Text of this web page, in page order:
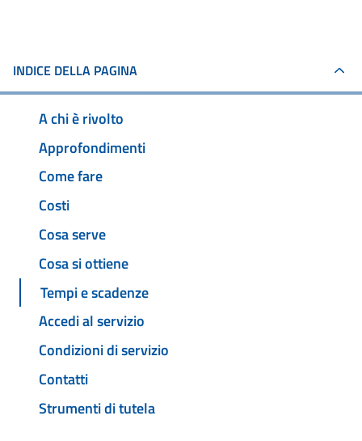
INDICE DELLA PAGINA
A chi è rivolto
Approfondimenti
Come fare
Costi
Cosa serve
Cosa si ottiene
Tempi e scadenze
Accedi al servizio
Condizioni di servizio
Contatti
Strumenti di tutela